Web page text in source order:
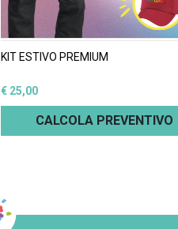
KIT ESTIVO PREMIUM
€ 25,00
CALCOLA PREVENTIVO